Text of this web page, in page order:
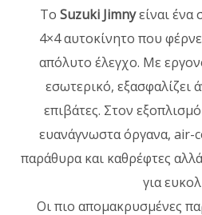
Το Suzuki Jimnyείναι ένα
4×4 αυτοκίνητο που
απόλυτο έλεγχο. Με
εσωτερικό, εξασφαλίζει
επιβάτες. Στον
ευανάγνωστα όργανα, air-
παράθυρα και καθρέφτες
για
Οι πιο απομακρυσμένες